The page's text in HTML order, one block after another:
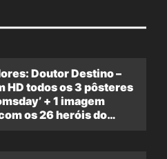
Doutor Destino –
HD todos os 3 pôsteres
+ 1 imagem
os 26 heróis do